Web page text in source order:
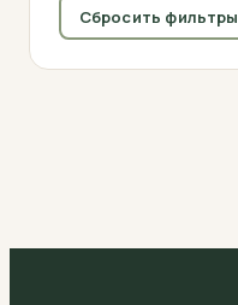
Сбросить фильтры